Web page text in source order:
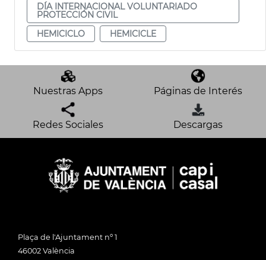
DÍA INTERNACIONAL VOLUNTARIADO
PROTECCIÓN CIVIL
HEMICICLO
HEMICICLE
Nuestras Apps Páginas de Interés
Redes Sociales Descargas
Plaça de l'Ajuntament nº 1
46002 València